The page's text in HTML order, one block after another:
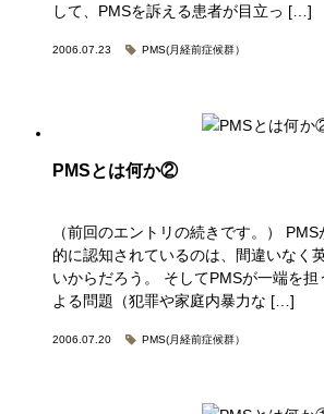
して、PMSを訴える患者が目立っ […]
2006.07.23 PMS(月経前症候群）
PMSとは何か②
（前回のエントリの続きです。）
的に認知されているのは、間違いなく
いからだろう。 そしてPMSが一端を担
よる問題（犯罪や家庭内暴力な […]
2006.07.20 PMS(月経前症候群）